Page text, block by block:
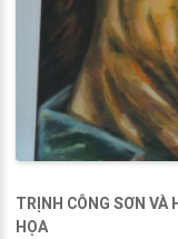
TRỊNH CÔNG SƠN
HỌA